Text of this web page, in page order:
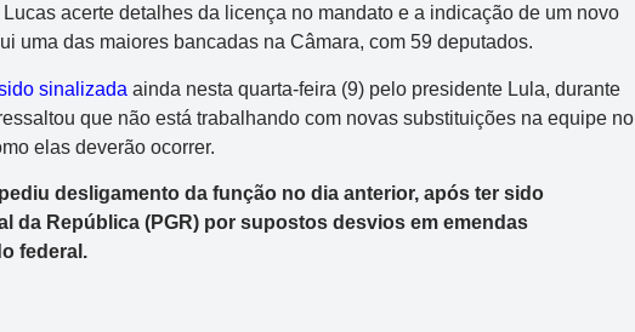
acerte detalhes da licença no mandato e a indicação de um novo
uma das maiores bancadas na Câmara, com 59 deputados.
sinalizada ainda nesta quarta-feira (9) pelo presidente Lula, durante
que não está trabalhando com novas substituições na equipe no
elas deverão ocorrer.
desligamento da função no dia anterior, após ter sido
da República (PGR) por supostos desvios em emendas
federal.